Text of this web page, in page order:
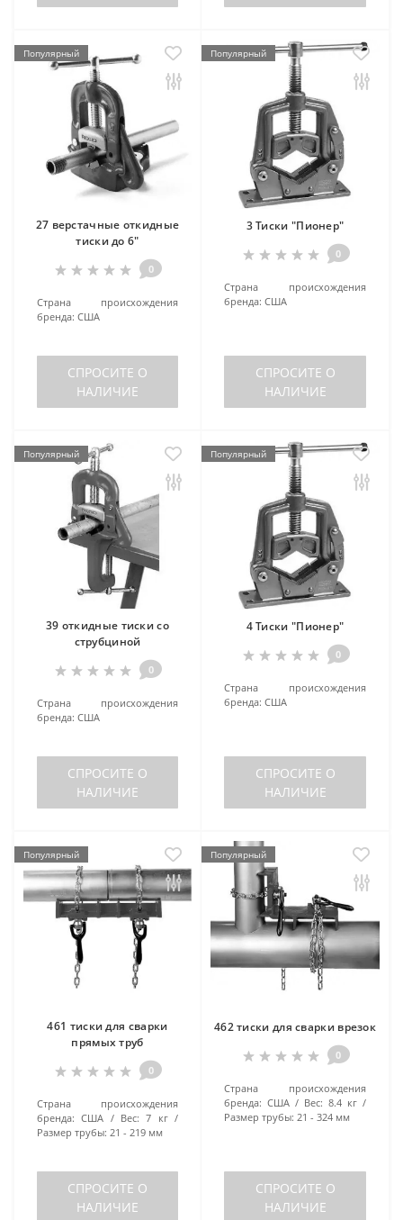
Популярный
27 верстачные откидные
тиски до 6"
0
Страна происхождения
бренда: США
СПРОСИТЕ О
НАЛИЧИЕ
Популярный
3 Тиски "Пионер"
0
Страна происхождения
бренда: США
СПРОСИТЕ О
НАЛИЧИЕ
Популярный
39 откидные тиски со
струбциной
0
Страна происхождения
бренда: США
СПРОСИТЕ О
НАЛИЧИЕ
Популярный
4 Тиски "Пионер"
0
Страна происхождения
бренда: США
СПРОСИТЕ О
НАЛИЧИЕ
Популярный
461 тиски для сварки
прямых труб
0
Страна происхождения
бренда: США Вес: 7 кг
Размер трубы: 21 - 219 мм
СПРОСИТЕ О
НАЛИЧИЕ
Популярный
462 тиски для сварки врезок
0
Страна происхождения
бренда: США Вес: 8.4 кг
Размер трубы: 21 - 324 мм
СПРОСИТЕ О
НАЛИЧИЕ